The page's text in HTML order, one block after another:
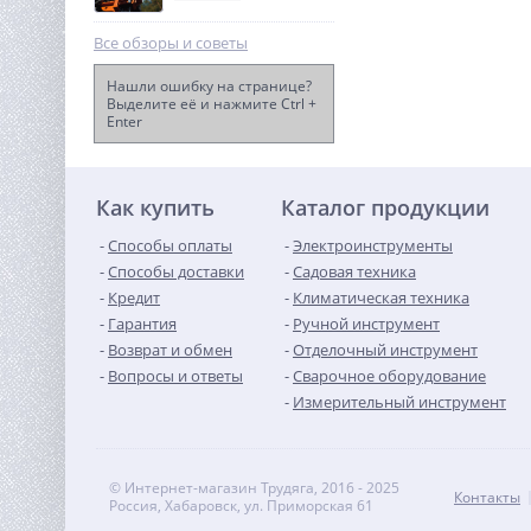
Швонарезчик TOR CC-450
(Honda)
Все обзоры и советы
Нашли ошибку на странице?
Выделите её и нажмите Ctrl +
Enter
Как купить
Способы оплаты
Способы доставки
Кредит
Гарантия
Возврат и обмен
Вопросы и ответы
Каталог продукции
Электроинструменты
Садовая техника
Климатическая техника
Ручной инструмент
Отделочный инструмент
Сварочное оборудование
Измерительный инструмент
© Интернет-магазин Трудяга, 2016 - 2025
Россия, Хабаровск, ул. Приморская 61
Контакты